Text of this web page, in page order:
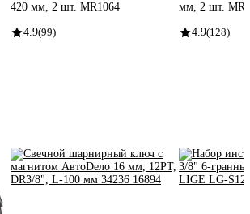
420 мм, 2 шт. MR1064
4.9(99)
мм, 2 шт.
4.9(128)